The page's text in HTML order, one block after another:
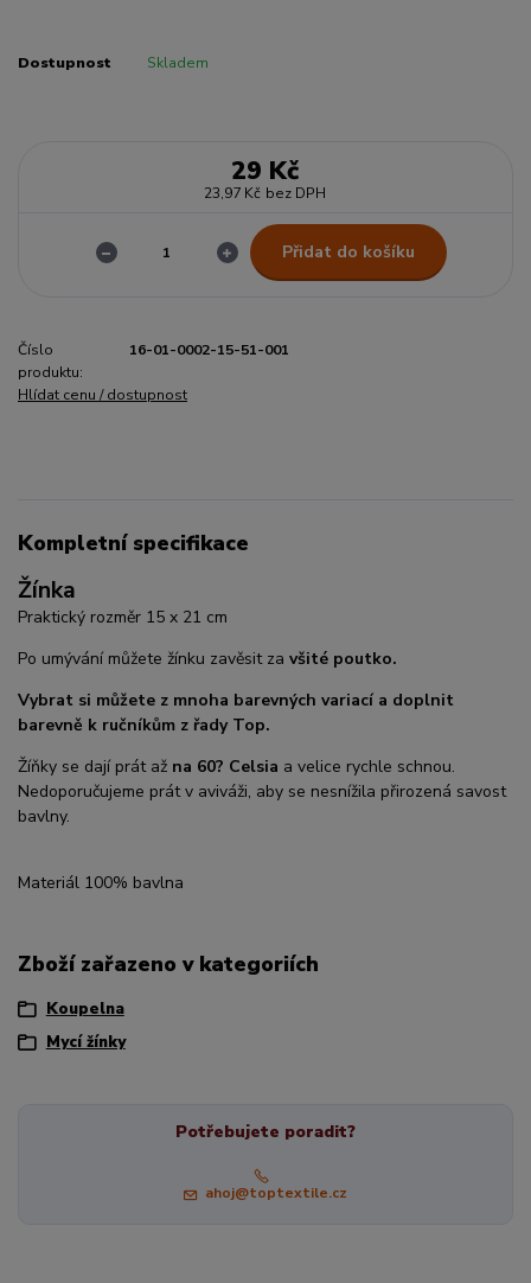
Dostupnost Skladem
29 Kč
23,97 Kč bez DPH
Přidat do košíku
Číslo
produktu:
16-01-0002-15-51-001
Hlídat cenu / dostupnost
Kompletní specifikace
Žínka
Praktický rozměr 15 x 21 cm
Po umývání můžete žínku zavěsit za všité poutko.
Vybrat si můžete z mnoha barevných variací a doplnit
barevně k ručníkům z řady Top.
Žíňky se dají prát až na 60? Celsia a velice rychle schnou.
Nedoporučujeme prát v aviváži, aby se nesnížila přirozená savost
bavlny.
Materiál 100% bavlna
Zboží zařazeno v kategoriích
Koupelna
Mycí žínky
Potřebujete poradit?
ahoj@toptextile.cz